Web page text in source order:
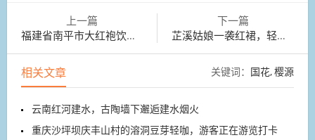
上一篇
福建省南平市大红袍饮料厂家持续做强品牌
下一篇
芷溪姑娘一袭红裙，轻倚在斑驳的栏杆
相关文章 关键词： 国花 樱源
云南红河建水，古陶墙下邂逅建水烟火
重庆沙坪坝庆丰山村的溶洞豆芽轻咖，游客正在游览打卡